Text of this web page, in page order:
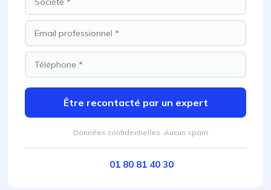
Être recontacté par un expert
Données confidentielles. Aucun spam.
01 80 81 40 30